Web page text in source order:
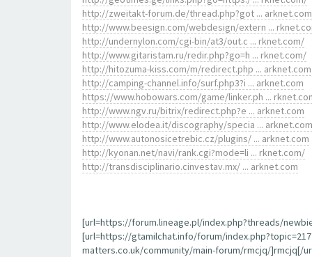
http://zweitakt-forum.de/thread.php?got ... arknet.com
http://www.beesign.com/webdesign/extern ...
http://undernylon.com/cgi-bin/at3/out.c ... rknet.com/
http://www.gitaristam.ru/redir.php?go=h ... rknet.com/
http://hitozuma-kiss.com/m/redirect.php ... arknet.com
http://camping-channel.info/surf.php3?i ... arknet.com
https://www.hobowars.com/game/linker.ph ...
http://www.ngv.ru/bitrix/redirect.php?e ... arknet.com
http://www.elodea.it/discography/specia ... arknet.com
http://www.autonosicetrebic.cz/plugins/ ... arknet.com
http://kyonan.net/navi/rank.cgi?mode=li ... rknet.com/
http://transdisciplinario.cinvestav.mx/ ... arknet.com
[url=https://forum.lineage.pl/index.php?threads/
[url=https://gtamilchat.info/forum/
matters.co.uk/community/main-forum/rmcjq/]rmcjq[/